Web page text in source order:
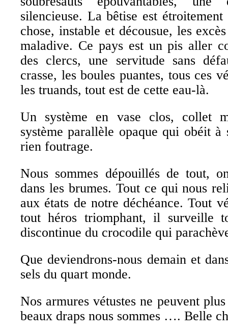
silencieuse. La bêtise est étroitement
chose, instable et décousue, les
maladive. Ce pays est un pis aller
des clercs, une servitude sans
crasse, les boules puantes, tous ces
les truands, tout est de cette eau-là.
Un système en vase clos, collet
système parallèle opaque qui obéit à
rien foutrage.
Nous sommes dépouillés de tout,
dans les brumes. Tout ce qui nous
aux états de notre déchéance. Tout
tout héros triomphant, il surveille
discontinue du crocodile qui
Que deviendrons-nous demain et
sels du quart monde.
Nos armures vétustes ne peuvent
beaux draps nous sommes …. Belle